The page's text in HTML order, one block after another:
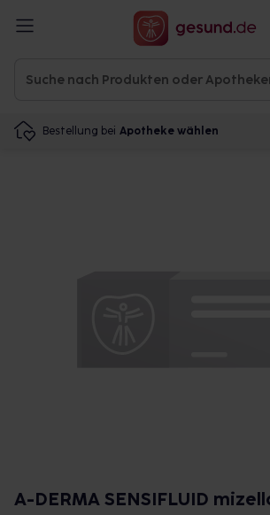
Bestellung bei Apotheke wählen
A-DERMA SENSIFLUID